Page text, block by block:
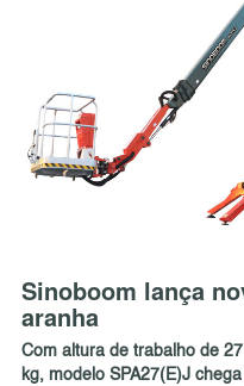
Sinoboom lança
aranha
Com altura de trabalho de
kg, modelo SPA27(E)J